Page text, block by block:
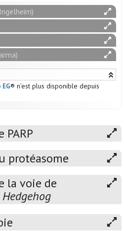
® n’est plus disponible depuis
protéasome
la voie de
Hedgehog